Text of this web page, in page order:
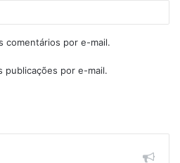
comentários por e-mail.
publicações por e-mail.